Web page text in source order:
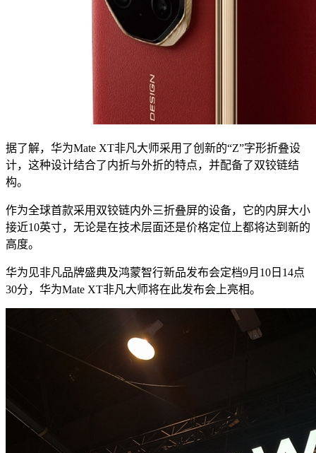
据了解，华为Mate XT非凡大师采用了创新的“Z”字形折叠设
计，这种设计结合了内折与外折的特点，并配备了双铰链结
构。
作为全球首款采用双铰链内外三折叠屏的设备，它的内屏大小
接近10英寸，无论是在技术层面还是价格定位上都将达到新的
高度。
华为见非凡品牌盛典及鸿蒙智行新品发布会定档9月10日14点
30分，华为Mate XT非凡大师将在此发布会上亮相。